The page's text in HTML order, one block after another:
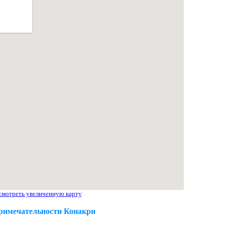
увеличенную карту
Конакри